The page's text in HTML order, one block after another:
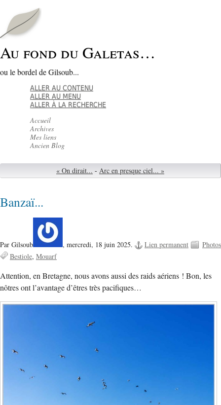
Au fond du Galetas…
ou le bordel de Gilsoub...
ALLER AU CONTENU
ALLER AU MENU
ALLER À LA RECHERCHE
Accueil
Archives
Mes liens
Ancien Blog
« On dirait... - Arc en presque ciel... »
Banzaï...
Par Gilsoub , mercredi, 18 juin 2025. Lien permanent
Photos
Bestiole Mouarf
Attention, en Bretagne, nous avons aussi des raids aériens ! Bon, les
nôtres ont l’avantage d’êtres très pacifiques…